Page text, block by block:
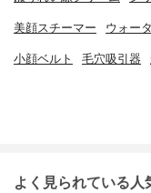
美顔スチーマー ウォー
小顔ベルト 毛穴吸引器
よく見られている人